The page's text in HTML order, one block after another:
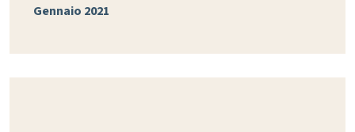
Gennaio 2021